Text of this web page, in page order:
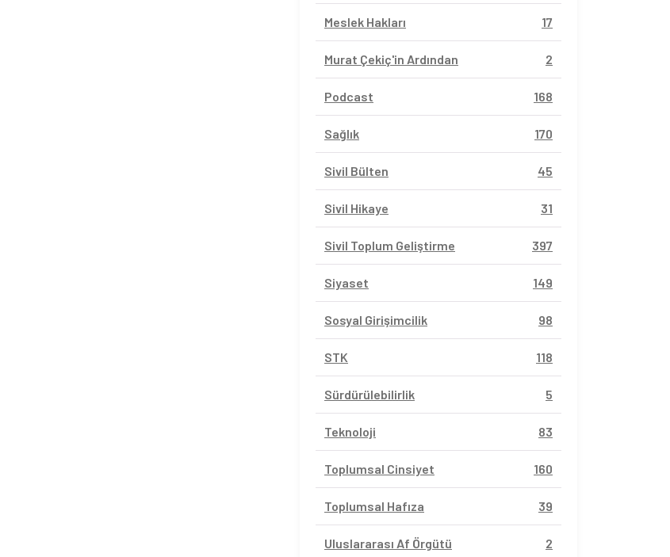
Meslek Hakları 17
Murat Çekiç'in Ardından 2
Podcast 168
Sağlık 170
Sivil Bülten 45
Sivil Hikaye 31
Sivil Toplum Geliştirme 397
Siyaset 149
Sosyal Girişimcilik 98
STK 118
Sürdürülebilirlik 5
Teknoloji 83
Toplumsal Cinsiyet 160
Toplumsal Hafıza 39
Uluslararası Af Örgütü 2